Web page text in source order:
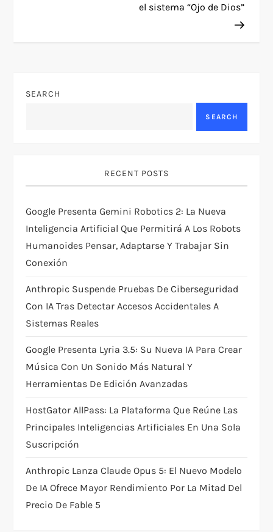
v
a
t
i
o
n
el sistema “Ojo de Dios”
SEARCH
SEARCH
RECENT POSTS
Google Presenta Gemini Robotics 2: La Nueva
Inteligencia Artificial Que Permitirá A Los Robots
Humanoides Pensar, Adaptarse Y Trabajar Sin
Conexión
Anthropic Suspende Pruebas De Ciberseguridad
Con IA Tras Detectar Accesos Accidentales A
Sistemas Reales
Google Presenta Lyria 3.5: Su Nueva IA Para Crear
Música Con Un Sonido Más Natural Y
Herramientas De Edición Avanzadas
HostGator AllPass: La Plataforma Que Reúne Las
Principales Inteligencias Artificiales En Una Sola
Suscripción
Anthropic Lanza Claude Opus 5: El Nuevo Modelo
De IA Ofrece Mayor Rendimiento Por La Mitad Del
Precio De Fable 5